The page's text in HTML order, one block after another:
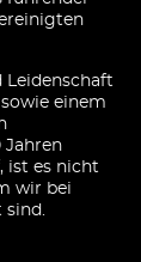
Leidenschaft
einem
Jahren
ist es nicht
wir bei
sind.